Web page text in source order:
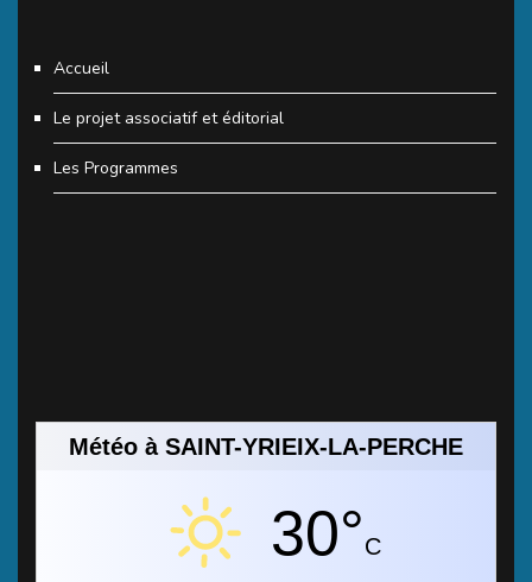
Accueil
Le projet associatif et éditorial
Les Programmes
Météo à SAINT-YRIEIX-LA-PERCHE
30°C